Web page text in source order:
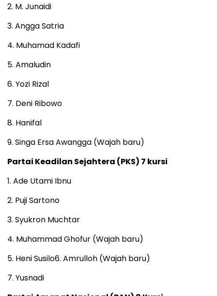
2. M. Junaidi
3. Angga Satria
4. Muhamad Kadafi
5. Amaludin
6. Yozi Rizal
7. Deni Ribowo
8. Hanifal
9. Singa Ersa Awangga (Wajah baru)
Partai Keadilan Sejahtera (PKS) 7 kursi
1. Ade Utami Ibnu
2. Puji Sartono
3. Syukron Muchtar
4. Muhammad Ghofur (Wajah baru)
5. Heni Susilo6. Amrulloh (Wajah baru)
7. Yusnadi